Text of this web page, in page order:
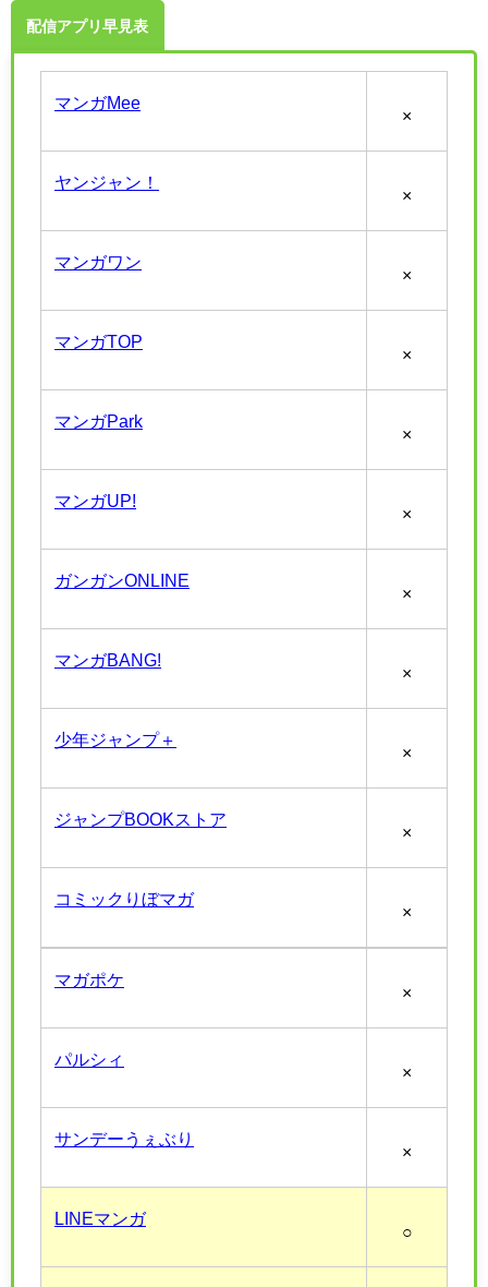
配信アプリ早見表
マンガMee
×
ヤンジャン！
×
マンガワン
×
マンガTOP
×
マンガPark
×
マンガUP!
×
ガンガンONLINE
×
マンガBANG!
×
少年ジャンプ＋
×
ジャンプBOOKストア
×
コミックりぼマガ
×
マガポケ
×
パルシィ
×
サンデーうぇぶり
×
LINEマンガ
○